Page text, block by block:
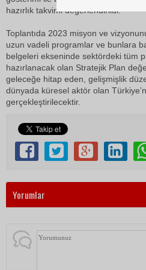
hazırlık takvimi değerlendirildi.
Toplantıda 2023 misyon ve
uzun vadeli programlar ve bunlara
belgeleri ekseninde sektördeki tüm
hazırlanacak olan Stratejik Plan
geleceğe hitap eden, gelişmişlik
dünyada küresel aktör olan
gerçekleştirilecektir.
Yorumlar